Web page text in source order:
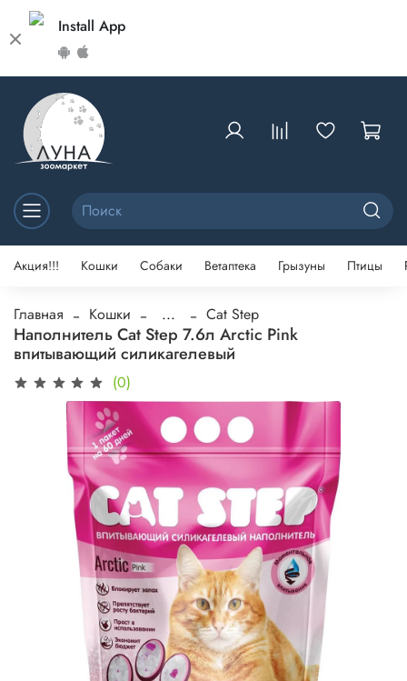
Install App
Акция!!! Кошки Собаки Ветаптека Грызуны Птицы
Главная Кошки ... Cat Step
Наполнитель Cat Step 7.6л Arctic Pink
впитывающий силикагелевый
(0)